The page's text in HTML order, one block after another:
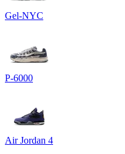
Gel-NYC
P-6000
Air Jordan 4